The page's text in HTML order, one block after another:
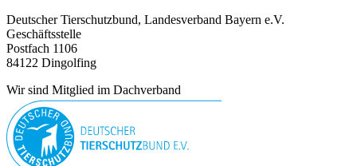
Deutscher Tierschutzbund, Landesverband Bayern e.V.
Geschäftsstelle
Postfach 1106
84122 Dingolfing
Wir sind Mitglied im Dachverband